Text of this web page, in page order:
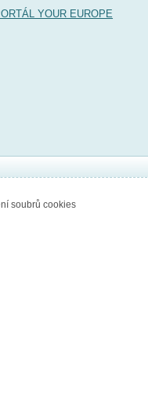
YOUR EUROPE
soubrů cookies